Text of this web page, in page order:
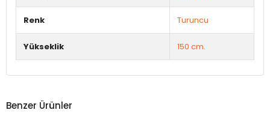
Renk Turuncu
Yükseklik 150 cm.
Benzer Ürünler